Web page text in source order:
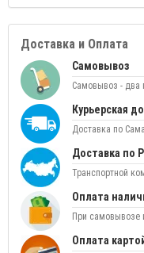
Доставка и Оплата
Самовывоз
Самовывоз - два
Курьерская
Доставка по
Доставка по
Транспортной
Оплата
При самовывозе
Оплата